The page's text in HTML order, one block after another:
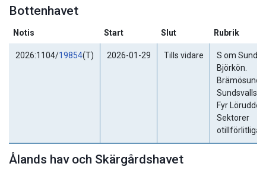
Bottenhavet
Notis Start Slut Rubrik
2026:1104/19854(T) 2026-01-29 Tills vidare
S om
Björkön.
Brämösund.
Fyr
Sektorer
otillförlitliga.
Ålands hav och Skärgårdshavet